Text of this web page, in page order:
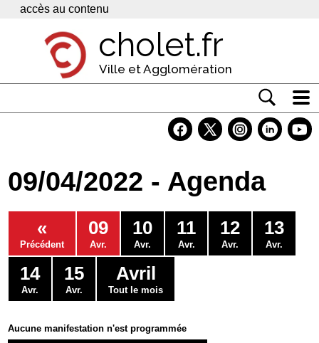
Panneau de gestion des cookies
accès au contenu
cholet.fr
Ville et Agglomération
Economie
Services
Contacts
09/04/2022 - Agenda
«
Précédent
09
Avr.
10
Avr.
11
Avr.
12
Avr.
13
Avr.
14
Avr.
15
Avr.
Avril
Tout le mois
Aucune manifestation n'est programmée